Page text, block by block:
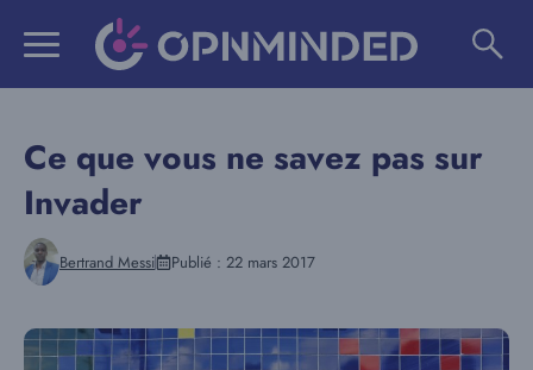
Ce que vous ne savez pas sur
Invader
Bertrand Messi Publié : 22 mars 2017